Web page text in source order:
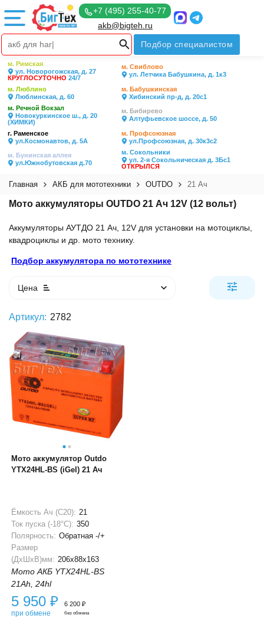
+7 (495) 255-40-77
akb@bigteh.ru
Подбор специалистом
м. Римская
ул. Новорогожская, д. 27
КРУГЛОСУТОЧНО 24/7
м. Свиблово
ул. Летчика Бабушкина, д. 1к3
м. Люблино
Люблинская, д. 60
м. Бабушкинская
Хибинский пр-д, д. 20с1
м. Речной Вокзал
Новокуркинское ш., д. 20
(ХИМКИ)
м. Бибирево
Алтуфьевское шоссе, д. 50
г. Раменское
ул.Космонавтов, д. 5А
м. Профсоюзная
ул.Профсоюзная, д. 30к3с2
м. Бунинская аллея
ул.Южнобутовская д.70
м. Сокольники
ул. 2-я Сокольническая д. 3Бс1
ОТКРЫЛСЯ
Главная АКБ для мототехники OUTDO 21 Ач
Мото аккумуляторы OUTDO 21 Ач 12V (12 вольт)
Аккумуляторы АУТДО 21 Ач, 12V для установки на мотоциклы,
квадроциклы и др. мото технику.
Подбор аккумулятора по мототехнике
Цена
Артикул: 2782
Мото аккумулятор Outdo
YTX24HL-BS (iGel) 21 Ач
Ёмкость Ач (С20): 21
Ток пуска (-18°С): 350
Полярность: Обратная -/+
Размер
(ДхШхВ)мм: 206x88x163
Мото АКБ YTX24HL-BS
21Ah, 24hl
5 950 ₽
при обмене
6 200 ₽
без обмена